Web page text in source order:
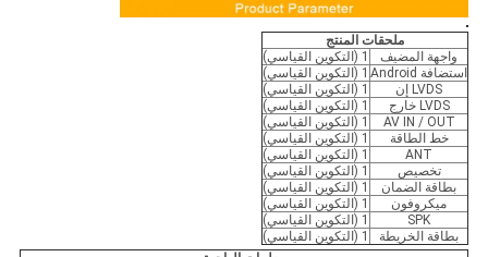
ملحقات المنتج
واجهة المضيف
1 (التكوين القياسي)
استضافة Android
1 (التكوين القياسي)
LVDS إن
1 (التكوين القياسي)
LVDS خارج
1 (التكوين القياسي)
AV IN / OUT
1 (التكوين القياسي)
خط الطاقة
1 (التكوين القياسي)
ANT
1 (التكوين القياسي)
تخصيص
1 (التكوين القياسي)
بطاقة الضمان
1 (التكوين القياسي)
ميكروفون
1 (التكوين القياسي)
SPK
1 (التكوين القياسي)
بطاقة الخريطة
1 (التكوين القياسي)